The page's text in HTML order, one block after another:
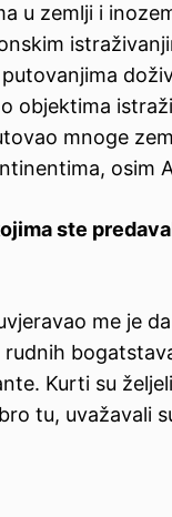
u zemlji i
objektima
mnoge
osim
ste
me je
Kurti su
tu, uvažavali